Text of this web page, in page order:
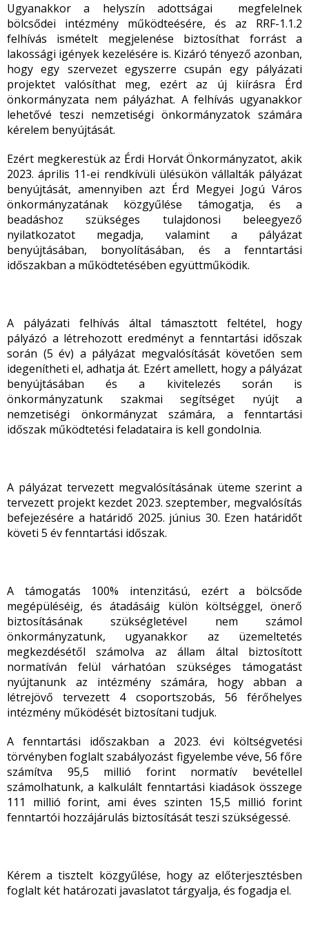
Ugyanakkor a helyszín adottságai megfelelnek
bölcsődei intézmény működteésére, és az RRF-1.1.2
felhívás ismételt megjelenése biztosíthat forrást a
lakossági igények kezelésére is. Kizáró tényező azonban,
hogy egy szervezet egyszerre csupán egy pályázati
projektet valósíthat meg, ezért az új kiírásra Érd
önkormányzata nem pályázhat. A felhívás ugyanakkor
lehetővé teszi nemzetiségi önkormányzatok számára
kérelem benyújtását.
Ezért megkerestük az Érdi Horvát Önkormányzatot, akik
2023. április 11-ei rendkívüli ülésükön vállalták pályázat
benyújtását, amennyiben azt Érd Megyei Jogú Város
önkormányzatának közgyűlése támogatja, és a
beadáshoz szükséges tulajdonosi beleegyező
nyilatkozatot megadja, valamint a pályázat
benyújtásában, bonyolításában, és a fenntartási
időszakban a működtetésében együttműködik.
A pályázati felhívás által támasztott feltétel, hogy
pályázó a létrehozott eredményt a fenntartási időszak
során (5 év) a pályázat megvalósítását követően sem
idegenítheti el, adhatja át. Ezért amellett, hogy a pályázat
benyújtásában és a kivitelezés során is
önkormányzatunk szakmai segítséget nyújt a
nemzetiségi önkormányzat számára, a fenntartási
időszak működtetési feladataira is kell gondolnia.
A pályázat tervezett megvalósításának üteme szerint a
tervezett projekt kezdet 2023. szeptember, megvalósítás
befejezésére a határidő 2025. június 30. Ezen határidőt
követi 5 év fenntartási időszak.
A támogatás 100% intenzitású, ezért a bölcsőde
megépüléséig, és átadásáig külön költséggel, önerő
biztosításának szükségletével nem számol
önkormányzatunk, ugyanakkor az üzemeltetés
megkezdésétől számolva az állam által biztosított
normatíván felül várhatóan szükséges támogatást
nyújtanunk az intézmény számára, hogy abban a
létrejövő tervezett 4 csoportszobás, 56 férőhelyes
intézmény működését biztosítani tudjuk.
A fenntartási időszakban a 2023. évi költségvetési
törvényben foglalt szabályozást figyelembe véve, 56 főre
számítva 95,5 millió forint normatív bevétellel
számolhatunk, a kalkulált fenntartási kiadások összege
111 millió forint, ami éves szinten 15,5 millió forint
fenntartói hozzájárulás biztosítását teszi szükségessé.
Kérem a tisztelt közgyűlése, hogy az előterjesztésben
foglalt két határozati javaslatot tárgyalja, és fogadja el.